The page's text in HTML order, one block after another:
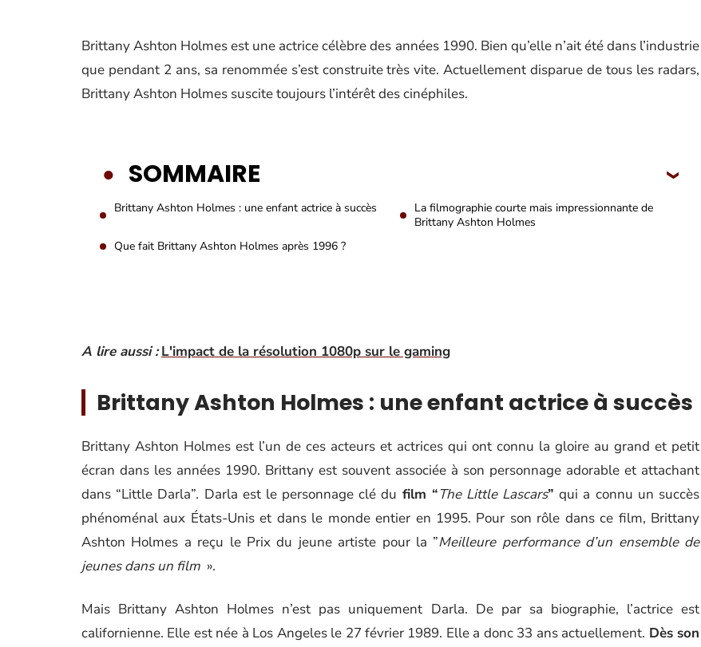
Brittany Ashton Holmes est une actrice célèbre des années 1990. Bien qu’elle n’ait été dans l’industrie
que pendant 2 ans, sa renommée s’est construite très vite. Actuellement disparue de tous les radars,
Brittany Ashton Holmes suscite toujours l’intérêt des cinéphiles.
SOMMAIRE
Brittany Ashton Holmes : une enfant actrice à succès
La filmographie courte mais impressionnante de
Brittany Ashton Holmes
Que fait Brittany Ashton Holmes après 1996 ?
A lire aussi : L'impact de la résolution 1080p sur le gaming
Brittany Ashton Holmes : une enfant actrice à succès
Brittany Ashton Holmes est l’un de ces acteurs et actrices qui ont connu la gloire au grand et petit
écran dans les années 1990. Brittany est souvent associée à son personnage adorable et attachant
dans “Little Darla”. Darla est le personnage clé du film “The Little Lascars” qui a connu un succès
phénoménal aux États-Unis et dans le monde entier en 1995. Pour son rôle dans ce film, Brittany
Ashton Holmes a reçu le Prix du jeune artiste pour la ”Meilleure performance d’un ensemble de
jeunes dans un film ».
Mais Brittany Ashton Holmes n’est pas uniquement Darla. De par sa biographie, l’actrice est
californienne. Elle est née à Los Angeles le 27 février 1989. Elle a donc 33 ans actuellement. Dès son